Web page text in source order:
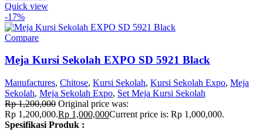
Quick view
-17%
Compare
Meja Kursi Sekolah EXPO SD 5921 Black
Manufactures, Chitose, Kursi Sekolah, Kursi Sekolah Expo, Meja
Sekolah, Meja Sekolah Expo, Set Meja Kursi Sekolah
Rp1,200,000 Original price was:
Rp 1,200,000.Rp 1,000,000Current price is: Rp 1,000,000.
Spesifikasi Produk :